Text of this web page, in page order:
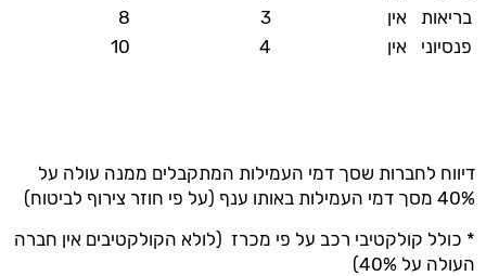
בריאות
אין 3
8
פנסיוני
אין 4
10
דיווח לחברות שסך דמי העמילות המתקבלים ממנה עולה על
40% מסך דמי העמילות באותו ענף (על פי חוזר צירוף לביטוח)
* כולל קולקטיבי רכב על פי מכרז (לולא הקולקטיבים אין חברה
העולה על 40%)